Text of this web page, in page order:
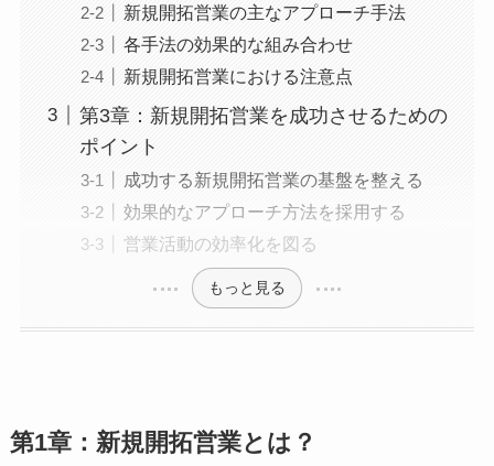
新規開拓営業の主なアプローチ手法
各手法の効果的な組み合わせ
新規開拓営業における注意点
第3章：新規開拓営業を成功させるための
ポイント
成功する新規開拓営業の基盤を整える
効果的なアプローチ方法を採用する
営業活動の効率化を図る
もっと見る
第1章：新規開拓営業とは？